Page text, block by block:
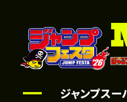
ジャンプス